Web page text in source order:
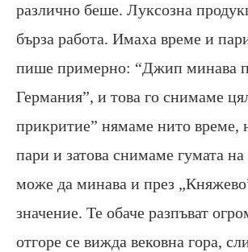
различно беше. Луксозна
бърза работа. Имаха време и
пише примерно: “Джип минава
Германия”, и това го снимаме
прикритие” нямаме нито време,
пари и затова снимаме гумата
може да минава и през
значение. Те обаче разпъват
отгоре се вижда вековна гора,